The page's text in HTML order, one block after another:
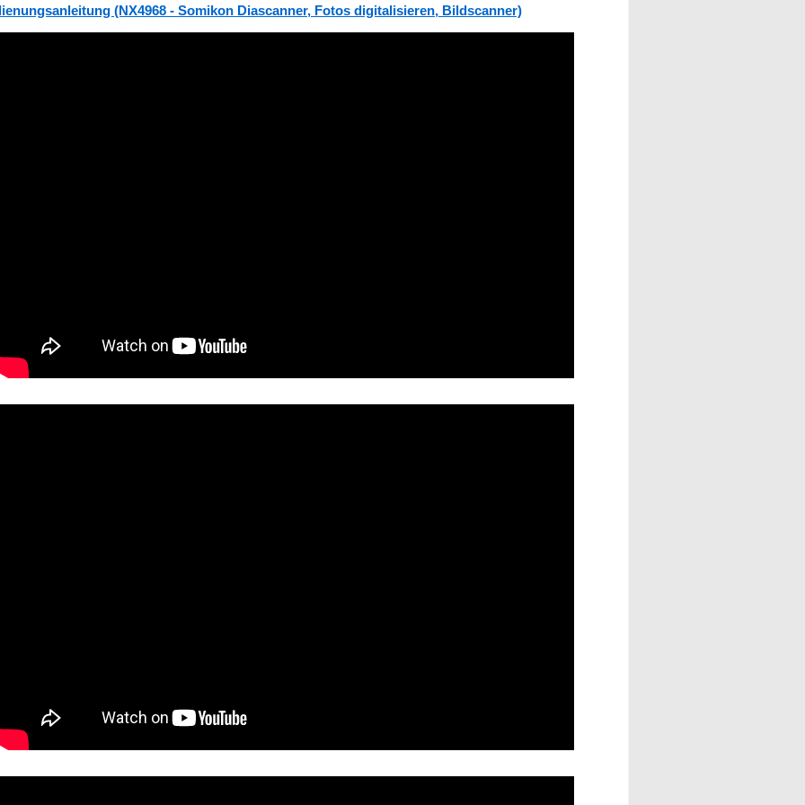
(NX4968 - Somikon Diascanner, Fotos digitalisieren, Bildscanner)